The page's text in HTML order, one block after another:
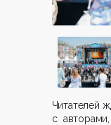
Читателей
с